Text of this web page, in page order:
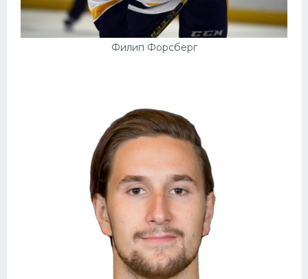
Филип Форсберг